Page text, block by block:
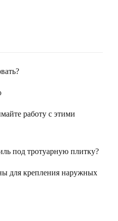
работу с этими
под тротуарную плитку?
для крепления наружных